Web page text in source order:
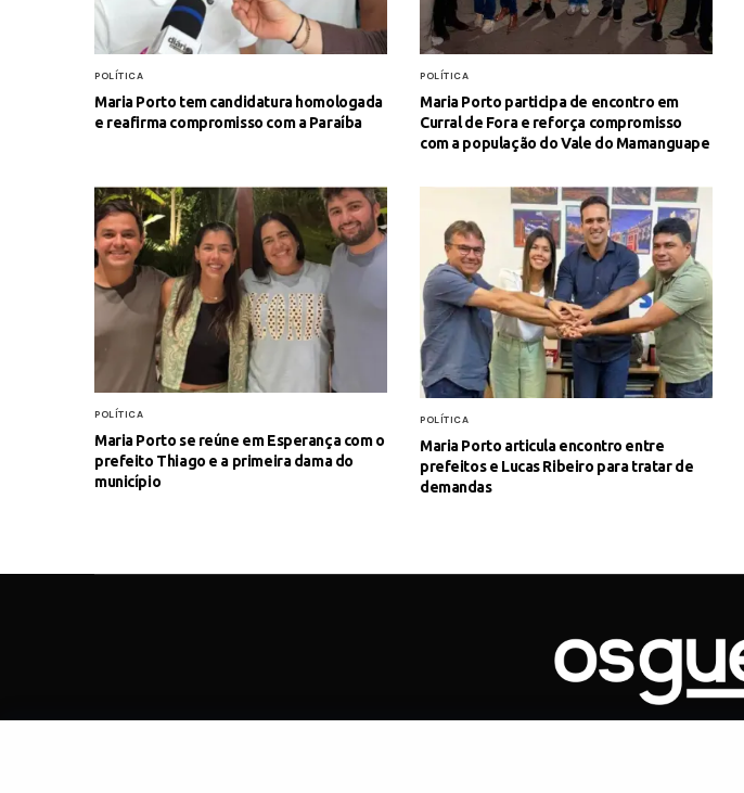
POLÍTICA
Maria Porto tem candidatura homologada
e reafirma compromisso com a Paraíba
POLÍTICA
Maria Porto participa de encontro em
Curral de Fora e reforça compromisso
com a população do Vale do Mamanguape
POLÍTICA
Maria Porto se reúne em Esperança com o
prefeito Thiago e a primeira dama do
município
POLÍTICA
Maria Porto articula encontro entre
prefeitos e Lucas Ribeiro para tratar de
demandas